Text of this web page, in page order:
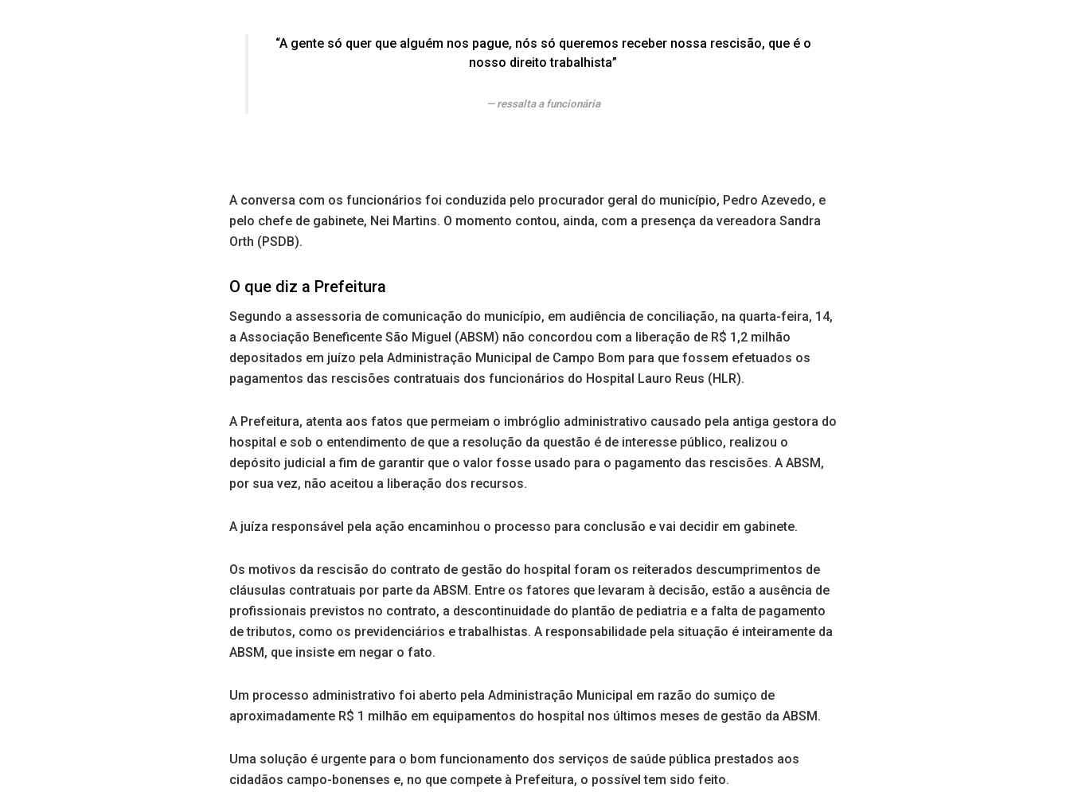
“A gente só quer que alguém nos pague, nós só queremos receber nossa rescisão, que é o
nosso direito trabalhista”
ressalta a funcionária
A conversa com os funcionários foi conduzida pelo procurador geral do município, Pedro Azevedo, e
pelo chefe de gabinete, Nei Martins. O momento contou, ainda, com a presença da vereadora Sandra
Orth (PSDB).
O que diz a Prefeitura
Segundo a assessoria de comunicação do município, em audiência de conciliação, na quarta-feira, 14,
a Associação Beneficente São Miguel (ABSM) não concordou com a liberação de R$ 1,2 milhão
depositados em juízo pela Administração Municipal de Campo Bom para que fossem efetuados os
pagamentos das rescisões contratuais dos funcionários do Hospital Lauro Reus (HLR).
A Prefeitura, atenta aos fatos que permeiam o imbróglio administrativo causado pela antiga gestora do
hospital e sob o entendimento de que a resolução da questão é de interesse público, realizou o
depósito judicial a fim de garantir que o valor fosse usado para o pagamento das rescisões. A ABSM,
por sua vez, não aceitou a liberação dos recursos.
A juíza responsável pela ação encaminhou o processo para conclusão e vai decidir em gabinete.
Os motivos da rescisão do contrato de gestão do hospital foram os reiterados descumprimentos de
cláusulas contratuais por parte da ABSM. Entre os fatores que levaram à decisão, estão a ausência de
profissionais previstos no contrato, a descontinuidade do plantão de pediatria e a falta de pagamento
de tributos, como os previdenciários e trabalhistas. A responsabilidade pela situação é inteiramente da
ABSM, que insiste em negar o fato.
Um processo administrativo foi aberto pela Administração Municipal em razão do sumiço de
aproximadamente R$ 1 milhão em equipamentos do hospital nos últimos meses de gestão da ABSM.
Uma solução é urgente para o bom funcionamento dos serviços de saúde pública prestados aos
cidadãos campo-bonenses e, no que compete à Prefeitura, o possível tem sido feito.